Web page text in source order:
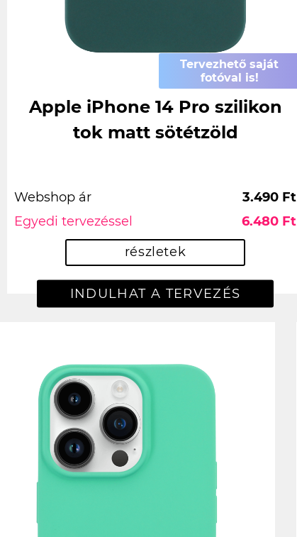
Tervezhető saját
fotóval is!
Apple iPhone 14 Pro szilikon
tok matt sötétzöld
Webshop ár
3.490 Ft
Egyedi tervezéssel
6.480 Ft
részletek
INDULHAT A TERVEZÉS